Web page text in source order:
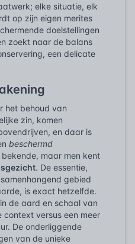
elke situatie, elk
op zijn eigen merites
doelstellingen
zoekt naar de balans
een delicate
het behoud van
zin, komen
en daar is
beschermd
bekende, maar men kent
. De essentie,
gebied
is exact hetzelfde.
de aard en schaal van
context versus een meer
De onderliggende
van de unieke